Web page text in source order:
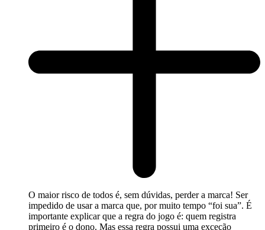
O maior risco de todos é, sem dúvidas, perder a marca! Ser
impedido de usar a marca que, por muito tempo “foi sua”. É
importante explicar que a regra do jogo é: quem registra
primeiro é o dono. Mas essa regra possui uma exceção